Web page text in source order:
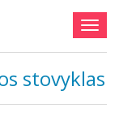
stovyklas